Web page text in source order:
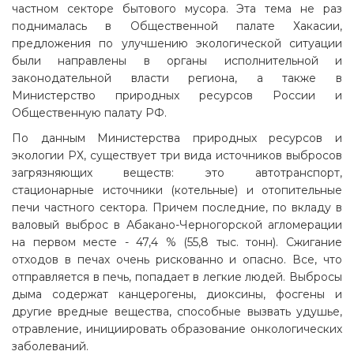
частном секторе бытового мусора. Эта тема не раз
поднималась в Общественной палате Хакасии,
предложения по улучшению экологической ситуации
были направлены в органы исполнительной и
законодательной власти региона, а также в
Министерство природных ресурсов России и
Общественную палату РФ.
По данным Министерства природных ресурсов и
экологии РХ, существует три вида источников выбросов
загрязняющих веществ: это автотранспорт,
стационарные источники (котельные) и отопительные
печи частного сектора. Причем последние, по вкладу в
валовый выброс в Абакано-Черногорской агломерации
на первом месте - 47,4 % (55,8 тыс. тонн). Сжигание
отходов в печах очень рискованно и опасно. Все, что
отправляется в печь, попадает в легкие людей. Выбросы
дыма содержат канцерогены, диоксины, фосгены и
другие вредные вещества, способные вызвать удушье,
отравление, инициировать образование онкологических
заболеваний.